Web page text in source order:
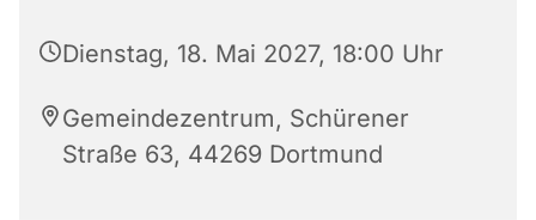
Dienstag, 18. Mai 2027, 18:00 Uhr
Gemeindezentrum, Schürener
Straße 63, 44269 Dortmund